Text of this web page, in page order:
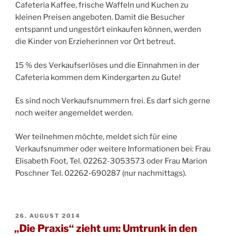
Cafeteria Kaffee, frische Waffeln und Kuchen zu
kleinen Preisen angeboten. Damit die Besucher
entspannt und ungestört einkaufen können, werden
die Kinder von Erzieherinnen vor Ort betreut.
15 % des Verkaufserlöses und die Einnahmen in der
Cafeteria kommen dem Kindergarten zu Gute!
Es sind noch Verkaufsnummern frei. Es darf sich gerne
noch weiter angemeldet werden.
Wer teilnehmen möchte, meldet sich für eine
Verkaufsnummer oder weitere Informationen bei: Frau
Elisabeth Foot, Tel. 02262-3053573 oder Frau Marion
Poschner Tel. 02262-690287 (nur nachmittags).
VERÖFFENTLICHT
AM
26. AUGUST 2014
„Die Praxis“ zieht um: Umtrunk in den